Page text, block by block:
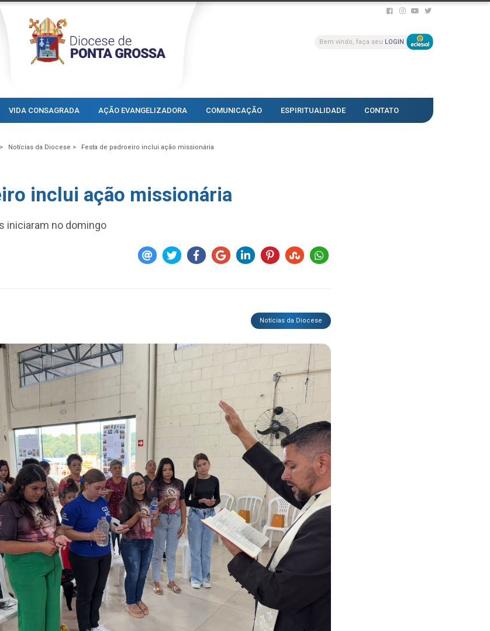
Bem vindo, faça seu LOGIN
VIDA CONSAGRADA AÇÃO EVANGELIZADORA COMUNICAÇÃO ESPIRITUALIDADE CONTATO
Notícias da Diocese > Festa de padroeiro inclui ação missionária
inclui ação missionária
iniciaram no domingo
Notícias da Diocese